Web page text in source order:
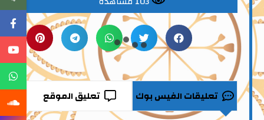
تعليقات الفيس بوك تعليق الموقع